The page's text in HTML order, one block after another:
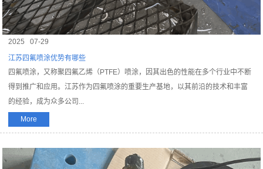
07-29
2025
江苏四氟喷涂优势有哪些
四氟喷涂，又称聚四氟乙烯（PTFE）喷涂，因其出色的性能在多个行业中不断
得到推广和应用。江苏作为四氟喷涂的重要生产基地，以其前沿的技术和丰富
的经验，成为众多公司...
More